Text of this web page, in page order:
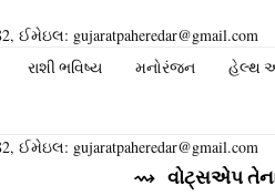
ઈમેઇલ: gujaratpaheredar@gmail.com
રાશી ભવિષ્ય મનોરંજન હેલ્થ
ઈમેઇલ: gujaratpaheredar@gmail.com
⇝ વોટ્સએપ તેના યુઝર્સ